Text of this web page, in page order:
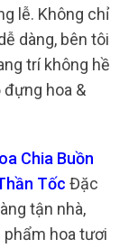
lễ. Không chỉ
dàng, bên tôi
trí không hề
đựng hoa &
Chia Buồn
Tốc Đặc
tận nhà,
hoa tươi